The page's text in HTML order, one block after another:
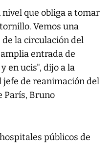
que obliga a tomar
Vemos una
la circulación del
entrada de
en ucis", dijo a la
jefe de reanimación del
París, Bruno
públicos de